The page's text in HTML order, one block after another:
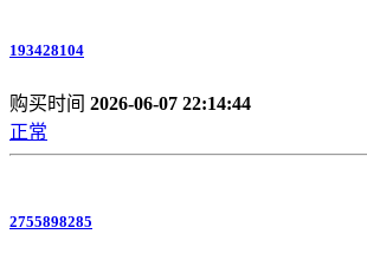
193428104
购买时间 2026-06-07 22:14:44
正常
2755898285